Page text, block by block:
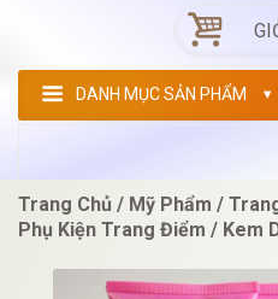
DANH MỤC SẢN PHẨM
Trang Chủ Mỹ Phẩm
Phụ Kiện Trang Điểm
Kem